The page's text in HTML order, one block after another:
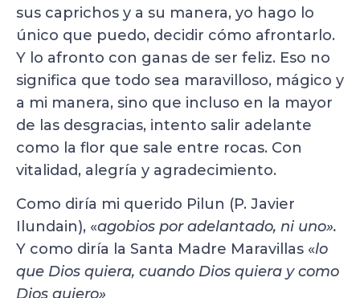
sus caprichos y a su manera, yo hago lo
único que puedo, decidir cómo afrontarlo.
Y lo afronto con ganas de ser feliz. Eso no
significa que todo sea maravilloso, mágico y
a mi manera, sino que incluso en la mayor
de las desgracias, intento salir adelante
como la flor que sale entre rocas. Con
vitalidad, alegría y agradecimiento.
Como diría mi querido Pilun (P. Javier
Ilundain), «agobios por adelantado, ni uno».
Y como diría la Santa Madre Maravillas «lo
que Dios quiera, cuando Dios quiera y como
Dios quiero»